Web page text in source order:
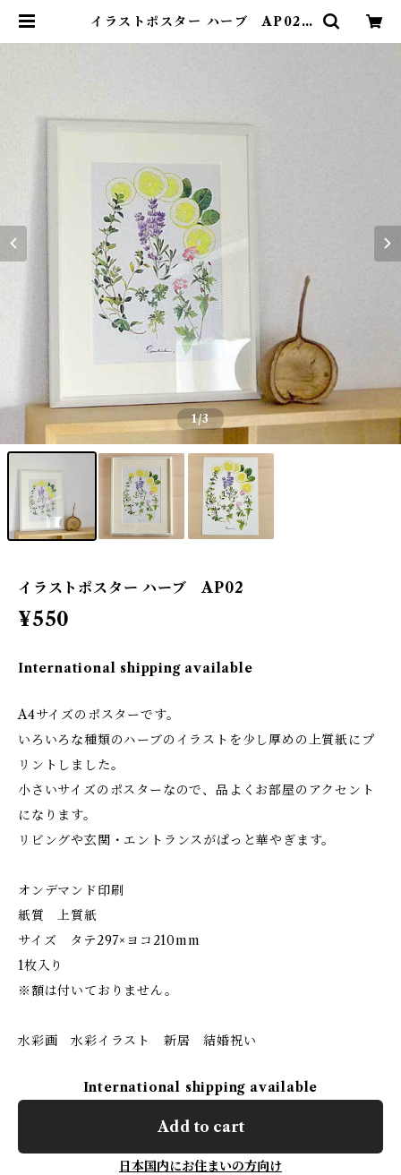
イラストポスター ハーブ AP02 |
1/3
イラストポスター ハーブ AP02
¥550
International shipping available
A4サイズのポスターです。
いろいろな種類のハーブのイラストを少し厚めの上質紙にプ
リントしました。
小さいサイズのポスターなので、品よくお部屋のアクセント
になります。
リビングや玄関・エントランスがぱっと華やぎます。
オンデマンド印刷
紙質 上質紙
サイズ タテ297×ヨコ210mm
1枚入り
※額は付いておりません。
水彩画 水彩イラスト 新居 結婚祝い
International shipping available
Add to cart
日本国内にお住まいの方向け